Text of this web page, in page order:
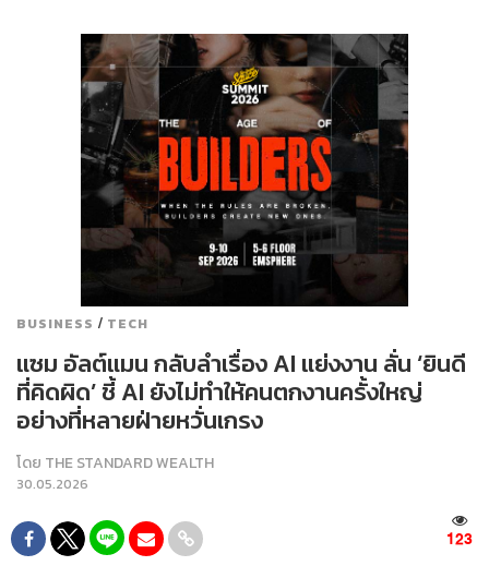
BUSINESS / TECH
แซม อัลต์แมน กลับลำเรื่อง AI แย่งงาน ลั่น ‘ยินดี
ที่คิดผิด’ ชี้ AI ยังไม่ทำให้คนตกงานครั้งใหญ่
อย่างที่หลายฝ่ายหวั่นเกรง
โดย THE STANDARD WEALTH
30.05.2026
123